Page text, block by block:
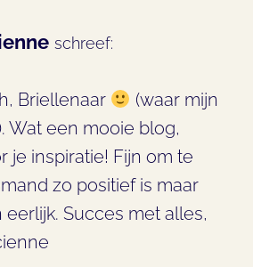
schreef:
Briellenaar
(waar mijn
Wat een mooie blog,
je inspiratie! Fijn om te
zo positief is maar
Succes met alles,